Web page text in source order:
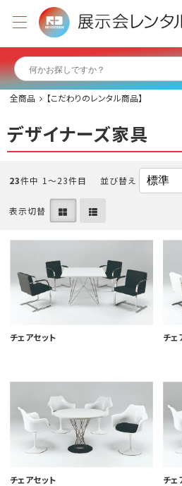
全商品 【こだわりのレンタル商品】
デザイナーズ家具
23件中 1〜23件目 並び替え
表示切替
チェアセット
チェ
チェアセット チェ